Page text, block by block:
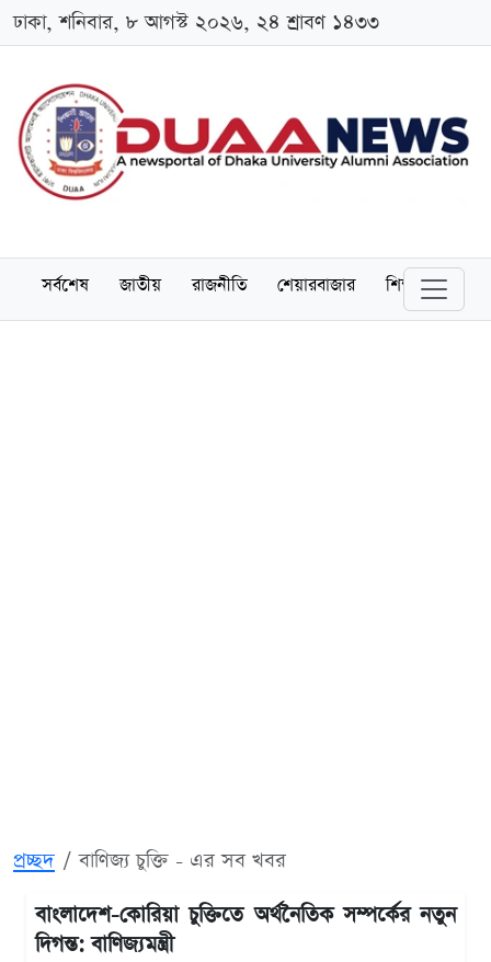
ঢাকা, শনিবার, ৮ আগস্ট ২০২৬, ২৪ শ্রাবণ ১৪৩৩
সর্বশেষ জাতীয় রাজনীতি শেয়ারবাজার শিক্ষা
প্রচ্ছদ বাণিজ্য চুক্তি - এর সব খবর
বাংলাদেশ-কোরিয়া চুক্তিতে অর্থনৈতিক সম্পর্কের নতুন
দিগন্ত: বাণিজ্যমন্ত্রী